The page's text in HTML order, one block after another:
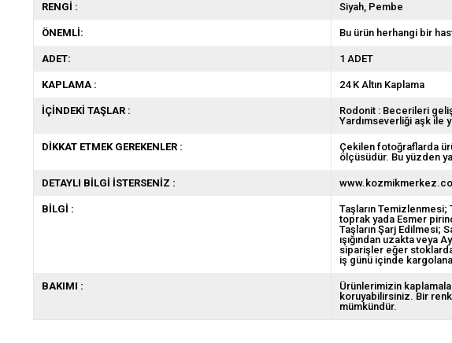
RENGİ : Siyah Pembe
ÖNEMLİ: Bu ürün herhangi bir
ADET: 1 ADET
KAPLAMA : 24 K Altın Kaplama
İÇİNDEKİ TAŞLAR :
Rodonit : Becerileri
Yardımseverliği aşk ile
DİKKAT ETMEK GEREKENLER :
Çekilen fotoğraflarda
ölçüsüdür. Bu yüzden
DETAYLI BİLGİ İSTERSENİZ :
BİLGİ :
Taşların
toprak yada Esmer
Taşların Şarj Edilmesi;
ışığından uzakta veya
siparişler eğer
iş günü içinde
BAKIMI :
Ürünlerimizin
koruyabilirsiniz. Bir
mümkündür.